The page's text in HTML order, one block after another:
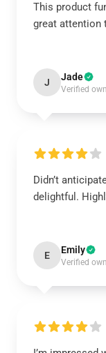
This product
great attention
J Jade
Verified
Didn’t
delightful.
E Emily
Verified